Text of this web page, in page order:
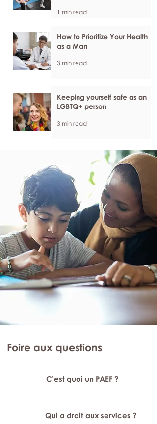
1 min read
How to Prioritize Your Health
as a Man
3 min read
Keeping yourself safe as an
LGBTQ+ person
3 min read
Foire aux questions
C’est quoi un PAEF ?
Qui a droit aux services ?